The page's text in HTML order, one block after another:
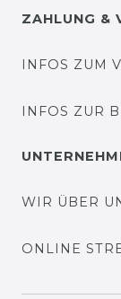
ZAHLUNG &
INFOS ZUM
INFOS ZUR
WIR ÜBER
ONLINE